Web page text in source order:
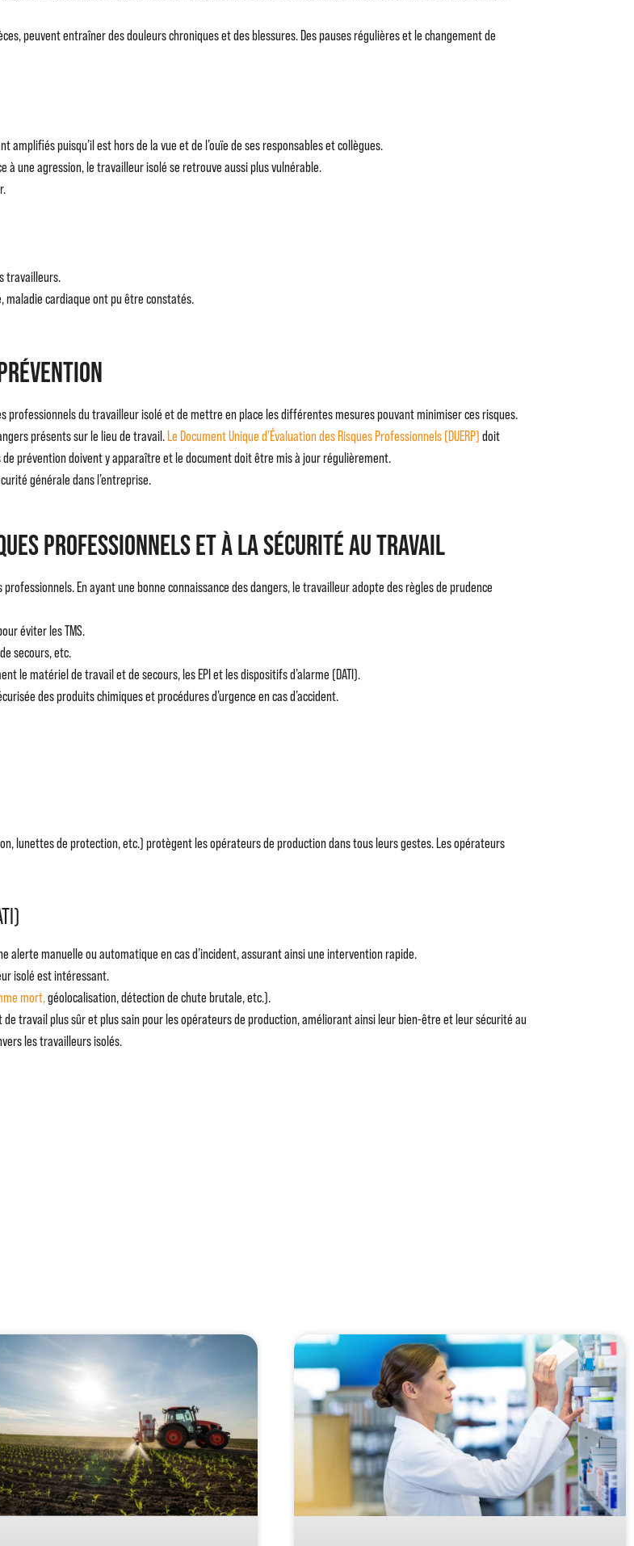
peuvent entraîner des douleurs chroniques et des blessures. Des pauses régulières et le changement de
puisqu’il est hors de la vue et de l’ouïe de ses responsables et collègues.
à une agression, le travailleur isolé se retrouve aussi plus vulnérable.
travailleurs.
cardiaque ont pu être constatés.
professionnels du travailleur isolé et de mettre en place les différentes mesures pouvant minimiser ces risques.
présents sur le lieu de travail. Le Document Unique d’Évaluation des Risques Professionnels (DUERP) doit
prévention doivent y apparaître et le document doit être mis à jour régulièrement.
générale dans l’entreprise.
professionnels et à la sécurité au travail
En ayant une bonne connaissance des dangers, le travailleur adopte des règles de prudence
éviter les TMS.
secours, etc.
le matériel de travail et de secours, les EPI et les dispositifs d’alarme (DATI).
des produits chimiques et procédures d’urgence en cas d’accident.
lunettes de protection, etc.) protègent les opérateurs de production dans tous leurs gestes. Les opérateurs
alerte manuelle ou automatique en cas d’incident, assurant ainsi une intervention rapide.
isolé est intéressant.
mort,géolocalisation, détection de chute brutale, etc.).
travail plus sûr et plus sain pour les opérateurs de production, améliorant ainsi leur bien-être et leur sécurité au
les travailleurs isolés.